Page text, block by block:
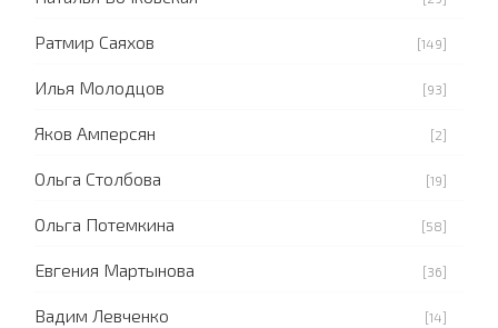
Ратмир Саяхов [149]
Илья Молодцов [93]
Яков Амперсян [2]
Ольга Столбова [19]
Ольга Потемкина [58]
Евгения Мартынова [36]
Вадим Левченко [14]